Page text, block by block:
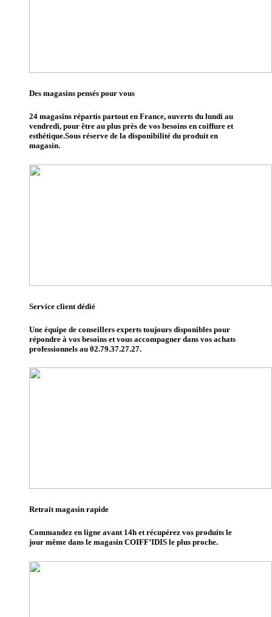
Des magasins pensés pour vous
24 magasins répartis partout en France, ouverts du lundi au
vendredi, pour être au plus près de vos besoins en coiffure et
esthétique.Sous réserve de la disponibilité du produit en
magasin.
Service client dédié
Une équipe de conseillers experts toujours disponibles pour
répondre à vos besoins et vous accompagner dans vos achats
professionnels au 02.79.37.27.27.
Retrait magasin rapide
Commandez en ligne avant 14h et récupérez vos produits le
jour même dans le magasin COIFF’IDIS le plus proche.